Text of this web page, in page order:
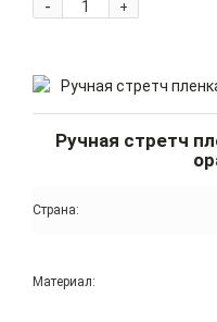
+
-
Ручная стретч
Страна:
Материал: